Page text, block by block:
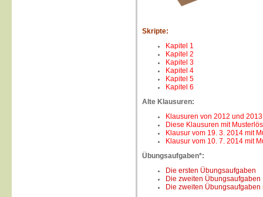
Skripte:
Kapitel 1
Kapitel 2
Kapitel 3
Kapitel 4
Kapitel 5
Kapitel 6
Alte Klausuren:
Klausuren von 2012 und
Diese Klausuren mit
Klausur vom 19. 3. 2014 mit
Klausur vom 10. 7. 2014 mit
Übungsaufgaben*:
Die ersten Übungsaufgaben
Die zweiten Übungsaufgaben
Die zweiten